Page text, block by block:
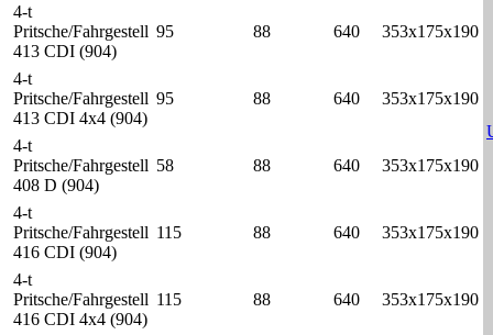
4-t
Pritsche/Fahrgestell
413 CDI (904)
95 88 640 353x175x190
4-t
Pritsche/Fahrgestell
413 CDI 4x4 (904)
95 88 640 353x175x190
4-t
Pritsche/Fahrgestell
408 D (904)
58 88 640 353x175x190
4-t
Pritsche/Fahrgestell
416 CDI (904)
115 88 640 353x175x190
4-t
Pritsche/Fahrgestell
416 CDI 4x4 (904)
115 88 640 353x175x190